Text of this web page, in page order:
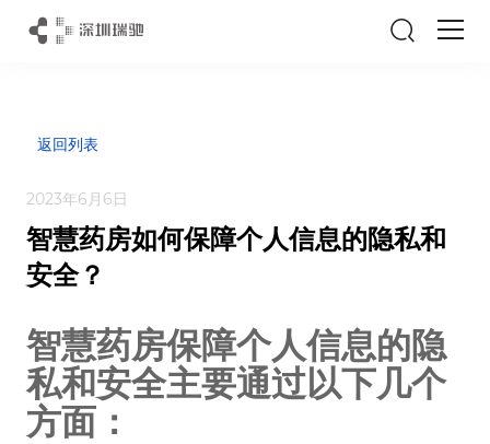
返回列表
2023年6月6日
智慧药房如何保障个人信息的隐私和
安全？
智慧药房保障个人信息的隐
私和安全主要通过以下几个
方面：